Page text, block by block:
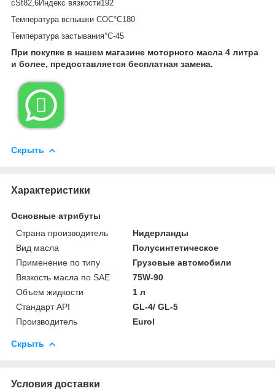
cSt82,6Индекс вязкости192
Температура вспышки COC°C180
Температура застывания°C-45
При покупке в нашем магазине моторного масла 4 литра
и более, предоставляется бесплатная замена.

Скрыть
Характеристики
Основные атрибуты
Страна производитель
Нидерланды
Вид масла
Полусинтетическое
Применение по типу
Грузовые автомобили
Вязкость масла по SAE
75W-90
Объем жидкости
1 л
Стандарт API
GL-4/ GL-5
Производитель
Eurol
Скрыть
Условия доставки